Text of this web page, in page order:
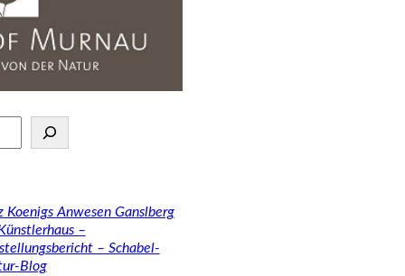
Koenigs Anwesen Ganslberg
–
– Schabel-
Blog